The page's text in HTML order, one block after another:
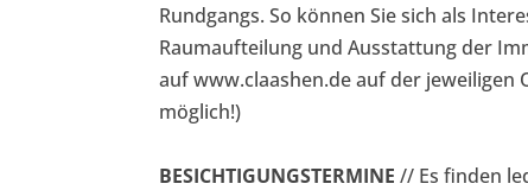
Rundgangs. So können Sie sich als
Raumaufteilung und Ausstattung der
auf www.claashen.de auf der jeweiligen
möglich!)
BESICHTIGUNGSTERMINE // Es finden